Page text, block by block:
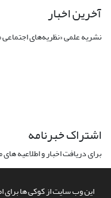
این وب سایت از کوکی ها برای
آخرین اخبار
نشریه علمی «نظریه‌های
اشتراک خبرنامه
برای دریافت اخبار و اطلاعیه